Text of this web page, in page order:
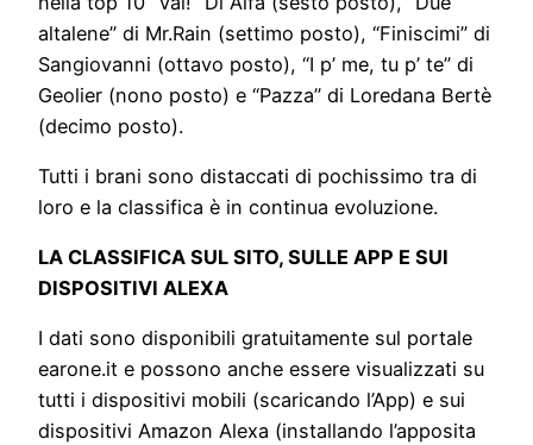
altalene” di Mr.Rain (settimo posto), “Finiscimi” di
Sangiovanni (ottavo posto), “I p’ me, tu p’ te” di
Geolier (nono posto) e “Pazza” di Loredana Bertè
(decimo posto).
Tutti i brani sono distaccati di pochissimo tra di
loro e la classifica è in continua evoluzione.
LA CLASSIFICA SUL SITO, SULLE APP E SUI
DISPOSITIVI ALEXA
I dati sono disponibili gratuitamente sul portale
earone.it e possono anche essere visualizzati su
tutti i dispositivi mobili (scaricando l’App) e sui
dispositivi Amazon Alexa (installando l’apposita